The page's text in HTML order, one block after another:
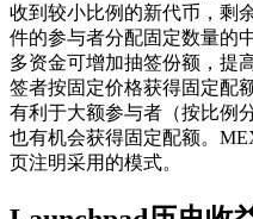
收到较小比例的新代币，剩
件的参与者分配固定数量的
多资金可增加抽签份额，提
签者按固定价格获得固定配
有利于大额参与者（按比例
也有机会获得固定配额。
页注明采用的模式。